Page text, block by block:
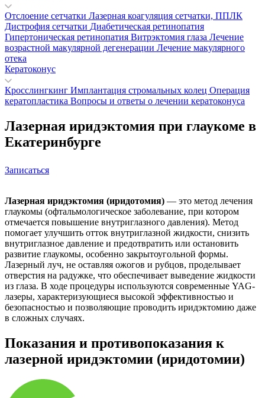
Отслоение сетчатки Лазерная коагуляция сетчатки, ППЛК
Дистрофия сетчатки Диабетическая ретинопатия
Гипертоническая ретинопатия Витрэктомия глаза Лечение
возрастной макулярной дегенерации Лечение макулярного
отека
Кератоконус
Кросслингкинг Имплантация стромальных колец Операция
кератопластика Вопросы и ответы о лечении кератоконуса
Лазерная иридэктомия при глаукоме в
Екатеринбурге
Записаться
Лазерная иридэктомия (иридотомия) — это метод лечения
глаукомы (офтальмологическое заболевание, при котором
отмечается повышение внутриглазного давления). Метод
помогает улучшить отток внутриглазной жидкости, снизить
внутриглазное давление и предотвратить или остановить
развитие глаукомы, особенно закрытоугольной формы.
Лазерный луч, не оставляя ожогов и рубцов, проделывает
отверстия на радужке, что обеспечивает выведение жидкости
из глаза. В ходе процедуры используются современные YAG-
лазеры, характеризующиеся высокой эффективностью и
безопасностью и позволяющие проводить иридэктомию даже
в сложных случаях.
Показания и противопоказания к
лазерной иридэктомии (иридотомии)